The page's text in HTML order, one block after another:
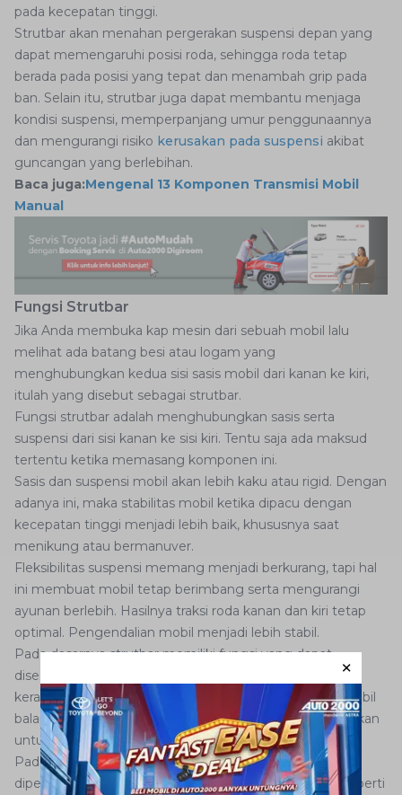
pada kecepatan tinggi.
Strutbar akan menahan pergerakan suspensi depan yang
dapat memengaruhi posisi roda, sehingga roda tetap
berada pada posisi yang tepat dan menambah grip pada
ban. Selain itu, strutbar juga dapat membantu menjaga
kondisi suspensi, memperpanjang umur penggunaannya
dan mengurangi risiko kerusakan pada suspensi akibat
guncangan yang berlebihan.
Baca juga:Mengenal 13 Komponen Transmisi Mobil
Manual
Fungsi Strutbar
Jika Anda membuka kap mesin dari sebuah mobil lalu
melihat ada batang besi atau logam yang
menghubungkan kedua sisi sasis mobil dari kanan ke kiri,
itulah yang disebut sebagai strutbar.
Fungsi strutbar adalah menghubungkan sasis serta
suspensi dari sisi kanan ke sisi kiri. Tentu saja ada maksud
tertentu ketika memasang komponen ini.
Sasis dan suspensi mobil akan lebih kaku atau rigid. Dengan
adanya ini, maka stabilitas mobil ketika dipacu dengan
kecepatan tinggi menjadi lebih baik, khususnya saat
menikung atau bermanuver.
Fleksibilitas suspensi memang menjadi berkurang, tapi hal
ini membuat mobil tetap berimbang serta mengurangi
ayunan berlebih. Hasilnya traksi roda kanan dan kiri tetap
optimal. Pengendalian mobil menjadi lebih stabil.
Pada dasarnya strutbar memiliki fungsi yang dapat
disesuaikan dengan penggunaan mobil. Apabila mobil
kerap dipacu dengan kecepatan yang tinggi seperti mobil
balap, maka strutbar adalah komponen yang ditambahkan
untuk menghindaribody rollsaat mobil akan berbelok.
Pada awalnya keberadaan strutbar memang hanya
diperuntukkan untuk mobil dengan performa tinggi seperti